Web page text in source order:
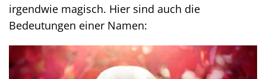
irgendwie magisch. Hier sind auch die
Bedeutungen einer Namen: